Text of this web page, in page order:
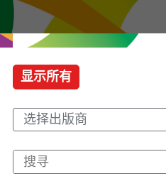
显示所有
选择出版商